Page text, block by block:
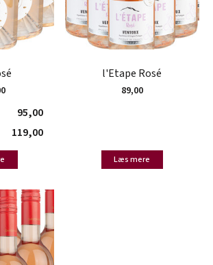
95,00
119,00
l'Etape Rosé
89,00
Læs mere